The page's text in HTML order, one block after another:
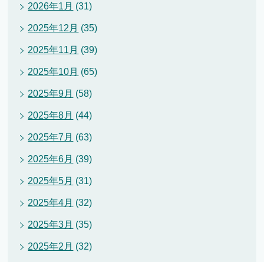
2026年1月 (31)
2025年12月 (35)
2025年11月 (39)
2025年10月 (65)
2025年9月 (58)
2025年8月 (44)
2025年7月 (63)
2025年6月 (39)
2025年5月 (31)
2025年4月 (32)
2025年3月 (35)
2025年2月 (32)